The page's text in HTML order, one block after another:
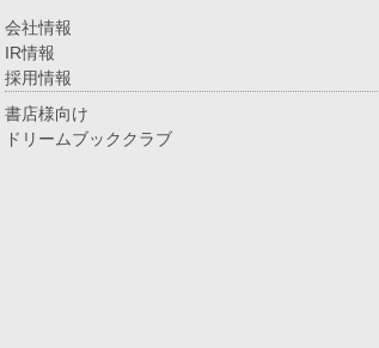
会社情報
IR情報
採用情報
書店様向け
ドリームブッククラブ